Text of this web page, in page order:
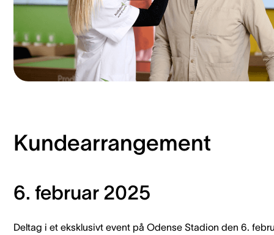
Kundearrangement
6. februar 2025
Deltag i et eksklusivt event på Odense Stadion den 6.